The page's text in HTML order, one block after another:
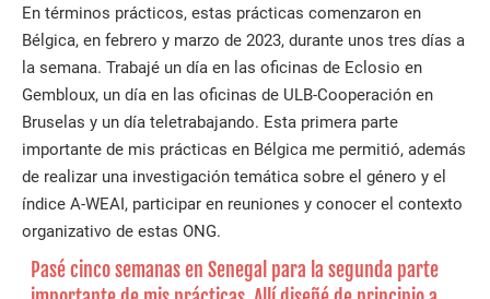
En términos prácticos, estas prácticas comenzaron en
Bélgica, en febrero y marzo de 2023, durante unos tres días a
la semana. Trabajé un día en las oficinas de Eclosio en
Gembloux, un día en las oficinas de ULB-Cooperación en
Bruselas y un día teletrabajando. Esta primera parte
importante de mis prácticas en Bélgica me permitió, además
de realizar una investigación temática sobre el género y el
índice A-WEAI, participar en reuniones y conocer el contexto
organizativo de estas ONG.
Pasé cinco semanas en Senegal para la segunda parte